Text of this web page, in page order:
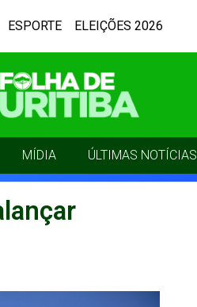
ESPORTE ELEIÇÕES 2026
MÍDIA ÚLTIMAS NOTÍCIAS